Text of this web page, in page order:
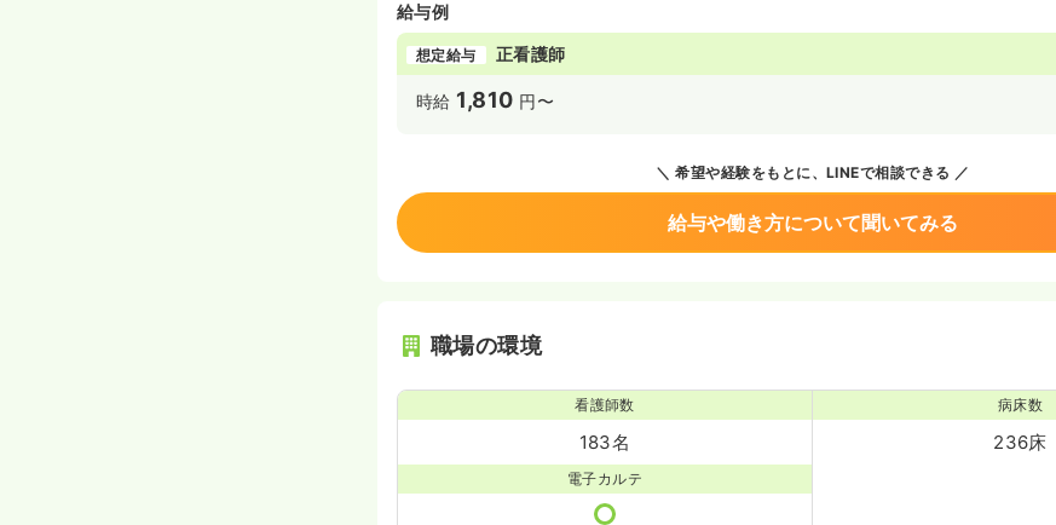
給与例
想定給与 正看護師
時給 1,810 円〜
希望や経験をもとに、LINEで相談できる
給与や働き方について聞いてみる
職場の環境
看護師数
183名
病床数
236床
電子カルテ